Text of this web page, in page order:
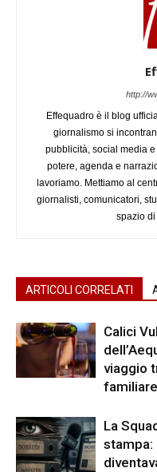
http://
Effequadro è il blog
giornalismo si
pubblicità, social media
potere, agenda e
lavoriamo. Mettiamo al
giornalisti, comunicatori,
spazio
ARTICOLI CORRELATI
Calici
viaggio
familiare
La
stampa: